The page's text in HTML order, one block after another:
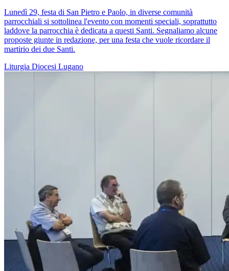
Lunedì 29, festa di San Pietro e Paolo, in diverse comunità
parrocchiali si sottolinea l'evento con momenti speciali, soprattutto
laddove la parrocchia è dedicata a questi Santi. Segnaliamo alcune
proposte giunte in redazione, per una festa che vuole ricordare il
martirio dei due Santi.
Liturgia Diocesi Lugano